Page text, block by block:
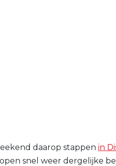
daarop stappen in
snel weer dergelijke